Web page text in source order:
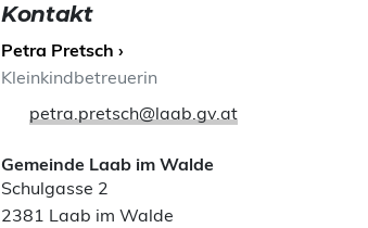
Kontakt
Petra Pretsch ›
Kleinkindbetreuerin
petra.pretsch@laab.gv.at
Gemeinde Laab im Walde
Schulgasse 2
2381 Laab im Walde